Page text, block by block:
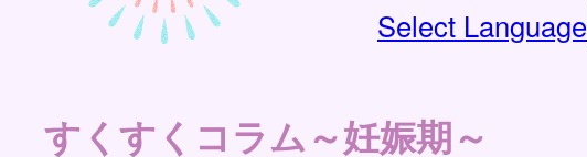
Select Language
すくすくコラム～妊娠期～